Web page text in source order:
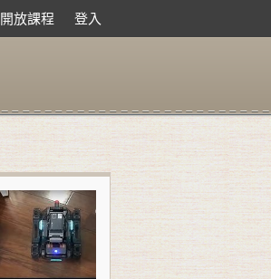
登入
開放課程